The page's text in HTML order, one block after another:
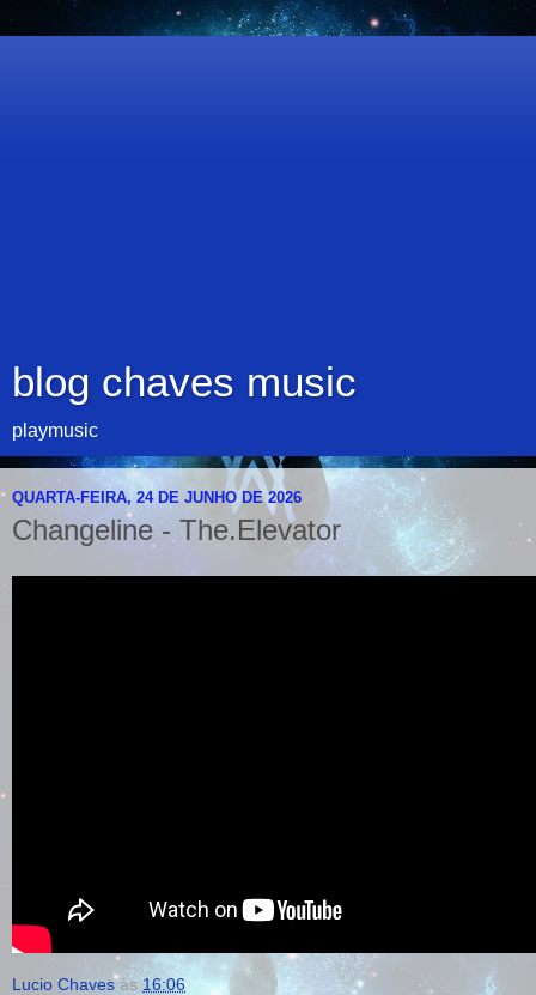
blog chaves music
playmusic
QUARTA-FEIRA, 24 DE JUNHO DE 2026
Changeline - The.Elevator
Lucio Chaves às16:06